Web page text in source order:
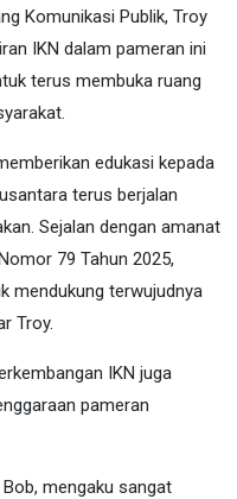
Komunikasi Publik, Troy
IKN dalam pameran ini
terus membuka ruang
edukasi kepada
terus berjalan
Sejalan dengan amanat
79 Tahun 2025,
mendukung terwujudnya
Troy.
IKN juga
pameran
mengaku sangat